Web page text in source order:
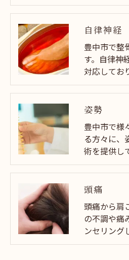
自律神経
豊中市で整
す。自律神
対応してお
姿勢
豊中市で様
る方々に、
術を提供し
頭痛
頭痛から肩
の不調や痛
ンセリン